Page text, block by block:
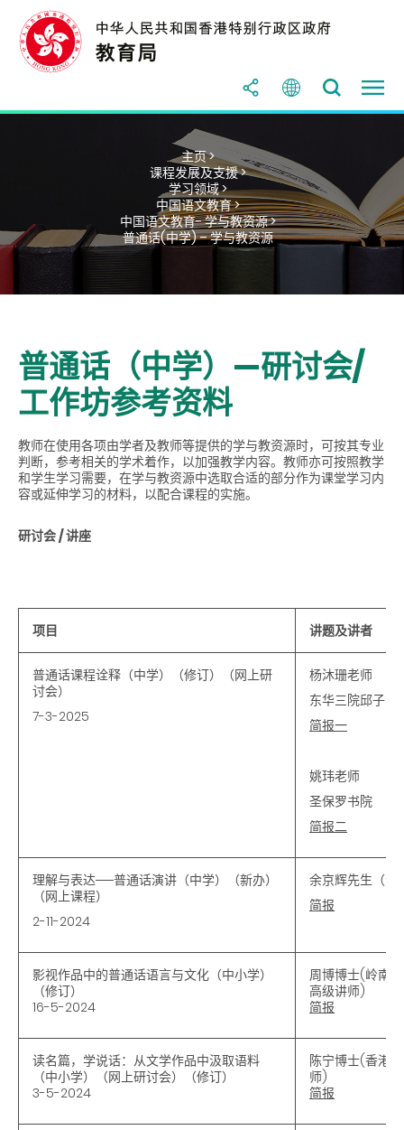
主页 >
课程发展及支援 >
学习领域 >
中国语文教育 >
中国语文教育- 学与教资源 >
普通话(中学) – 学与教资源
普通话（中学）—研讨会/
工作坊参考资料
教师在使用各项由学者及教师等提供的学与教资源时，可按其专业
判断，参考相关的学术着作，以加强教学内容。教师亦可按照教学
和学生学习需要，在学与教资源中选取合适的部分作为课堂学习内
容或延伸学习的材料，以配合课程的实施。
研讨会 / 讲座
项目 讲题及讲者
普通话课程诠释（中学）（修订）（网上研
讨会）
7-3-2025
杨沐珊老师
东华三院邱子田
简报一
姚玮老师
圣保罗书院
简报二
理解与表达──普通话演讲（中学）（新办）
（网上课程）
2-11-2024
余京辉先生（资
简报
影视作品中的普通话语言与文化（中小学）
（修订）
16-5-2024
周博博士(岭南
高级讲师)
简报
读名篇，学说话：从文学作品中汲取语料
（中小学）（网上研讨会）（修订）
3-5-2024
陈宁博士(香港
师)
简报